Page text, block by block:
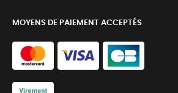
MOYENS DE PAIEMENT ACCEPTÉS